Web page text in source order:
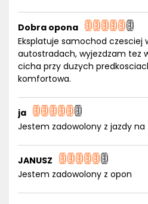
Dobra opona
Eksplatuje samochod czesciej
autostradach, wyjezdzam tez
cicha przy duzych
komfortowa.
ja
Jestem zadowolony z jazdy
JANUSZ
Jestem zadowolony z opon